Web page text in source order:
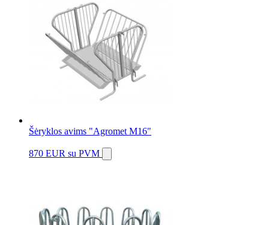
Šėryklos avims "Agromet M16"
870 EUR su PVM